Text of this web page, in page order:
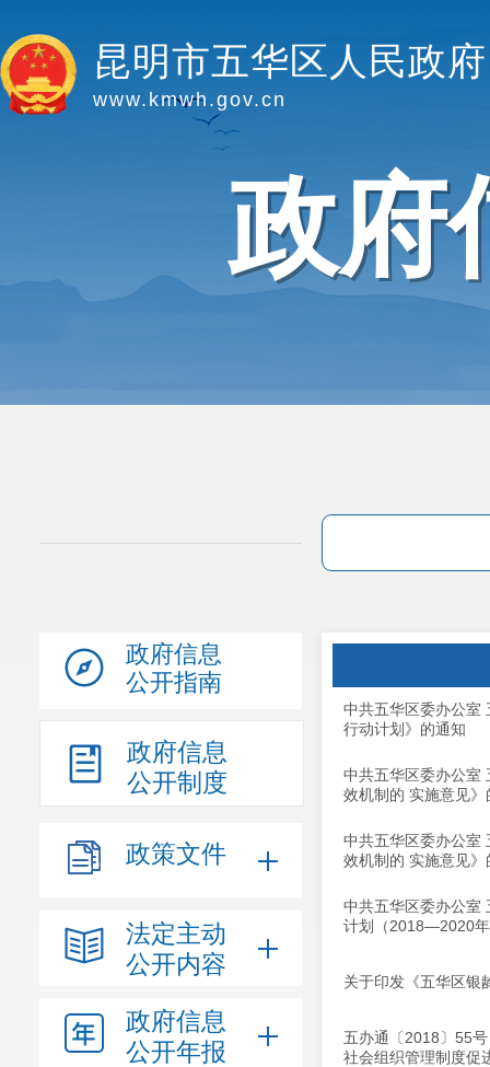
昆明市五华区人民政府
www.kmwh.gov.cn
政府
政府信息
公开指南
政府信息
公开制度
政策文件
法定主动
公开内容
政府信息
公开年报
中共五华区委办公室
行动计划》的通知
中共五华区委办公室
效机制的 实施意见》
中共五华区委办公室
效机制的 实施意见》
中共五华区委办公室
计划（2018—2020
关于印发《五华区
五办通〔2018〕55
社会组织管理制度促